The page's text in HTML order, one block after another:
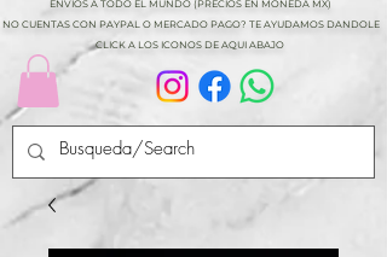
ENVIOS A TODO EL MUNDO (PRECIOS EN MONEDA MX)
NO CUENTAS CON PAYPAL O MERCADO PAGO? TE AYUDAMOS DANDOLE
CLICK A LOS ICONOS DE AQUI ABAJO